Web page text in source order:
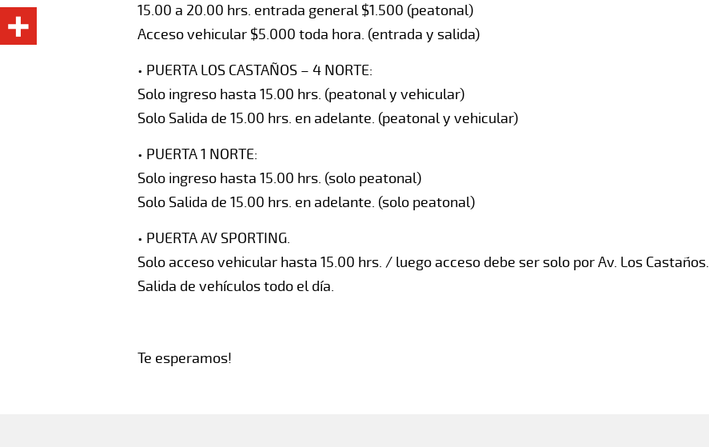
15.00 a 20.00 hrs. entrada general $1.500 (peatonal)
Acceso vehicular $5.000 toda hora. (entrada y salida)
• PUERTA LOS CASTAÑOS – 4 NORTE:
Solo ingreso hasta 15.00 hrs. (peatonal y vehicular)
Solo Salida de 15.00 hrs. en adelante. (peatonal y vehicular)
• PUERTA 1 NORTE:
Solo ingreso hasta 15.00 hrs. (solo peatonal)
Solo Salida de 15.00 hrs. en adelante. (solo peatonal)
• PUERTA AV SPORTING.
Solo acceso vehicular hasta 15.00 hrs. / luego acceso debe ser solo por Av. Los Castaños.
Salida de vehículos todo el día.
Te esperamos!